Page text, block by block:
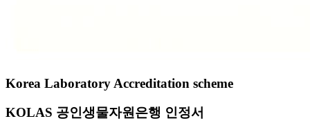
Korea Laboratory Accreditation scheme
KOLAS 공인생물자원은행 인정서